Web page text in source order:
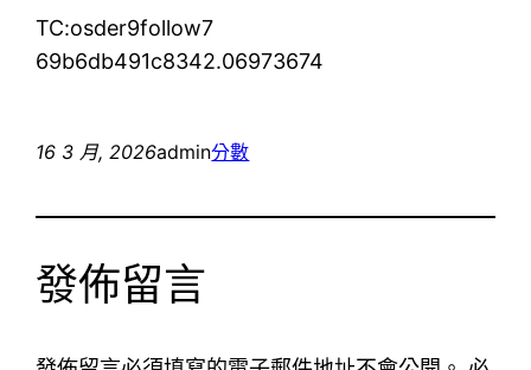
TC:osder9follow7
69b6db491c8342.06973674
16 3 月, 2026admin分數
發佈留言